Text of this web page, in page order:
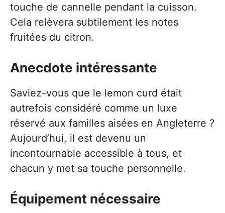
touche de cannelle pendant la cuisson.
Cela relèvera subtilement les notes
fruitées du citron.
Anecdote intéressante
Saviez-vous que le lemon curd était
autrefois considéré comme un luxe
réservé aux familles aisées en Angleterre ?
Aujourd’hui, il est devenu un
incontournable accessible à tous, et
chacun y met sa touche personnelle.
Équipement nécessaire